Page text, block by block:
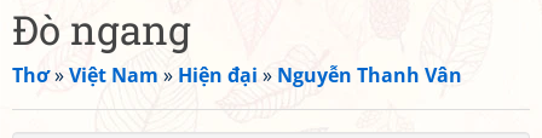
Đò ngang
Thơ»Việt Nam » Hiện đại » Nguyễn Thanh Vân